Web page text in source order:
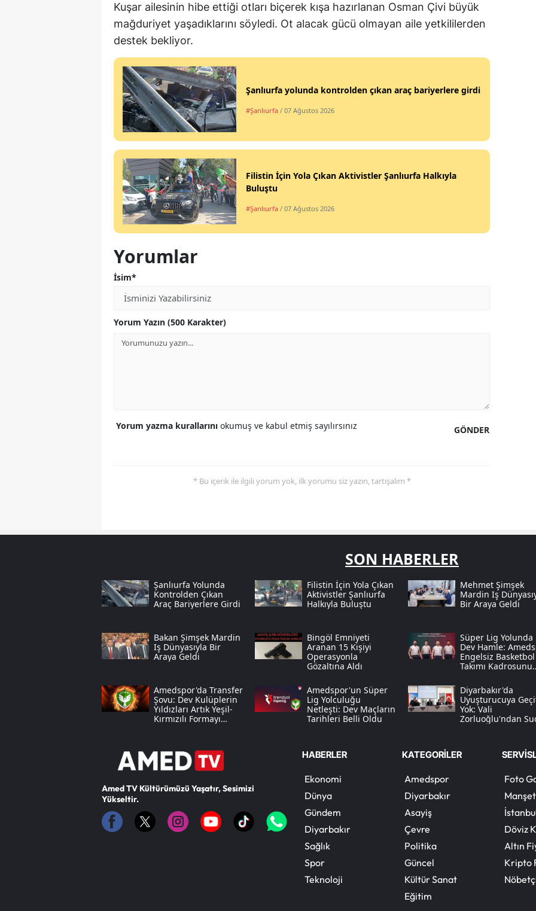
Kuşar ailesinin hibe ettiği otları biçerek kışa hazırlanan Osman Çivi büyük
mağduriyet yaşadıklarını söyledi. Ot alacak gücü olmayan aile yetkililerden
destek bekliyor.
Şanlıurfa yolunda kontrolden çıkan araç bariyerlere girdi
#Şanlıurfa / 07 Ağustos 2026
Filistin İçin Yola Çıkan Aktivistler Şanlıurfa Halkıyla
Buluştu
#Şanlıurfa / 07 Ağustos 2026
Yorumlar
İsim*
Yorum Yazın (500 Karakter)
GÖNDER
Yorum yazma kurallarını okumuş ve kabul etmiş sayılırsınız
* Bu içerik ile ilgili yorum yok, ilk yorumu siz yazın, tartışalım *
SON HABERLER
Şanlıurfa Yolunda
Kontrolden Çıkan
Araç Bariyerlere Girdi
Filistin İçin Yola Çıkan
Aktivistler Şanlıurfa
Halkıyla Buluştu
Mehmet Şimşek
Mardin Iş
Bir Araya Geldi
Bakan Şimşek Mardin
Iş Dünyasıyla Bir
Araya Geldi
Bingöl Emniyeti
Aranan 15 Kişiyi
Operasyonla
Gözaltına Aldı
Süper Lig Yolunda
Dev Hamle:
Engelsiz Basketbol
Takımı Kadrosunu
Amedspor'da Transfer
Şovu: Dev Kulüplerin
Yıldızları Artık Yeşil-
Kırmızılı Formayı
Amedspor'un Süper
Lig Yolculuğu
Netleşti: Dev Maçların
Tarihleri Belli Oldu
Diyarbakır'da
Uyuşturucuya
Yok: Vali
Zorluoğlu'ndan
Amed TV Kültürümüzü Yaşatır, Sesimizi
Yükseltir.
HABERLER
Ekonomi
Dünya
Gündem
Diyarbakır
Sağlık
Spor
Teknoloji
KATEGORİLER
Amedspor
Diyarbakır
Asayiş
Çevre
Politika
Güncel
Kültür Sanat
Eğitim
Foto
Döviz
Altın
Kripto